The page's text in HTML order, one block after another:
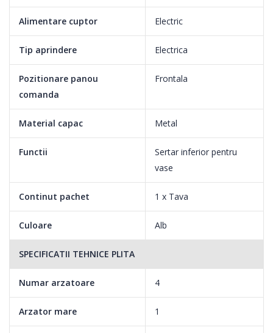
Alimentare cuptor Electric
Tip aprindere Electrica
Pozitionare panou
comanda
Frontala
Material capac Metal
Functii
Sertar inferior pentru
vase
Continut pachet 1 x Tava
Culoare Alb
SPECIFICATII TEHNICE PLITA
Numar arzatoare 4
Arzator mare 1